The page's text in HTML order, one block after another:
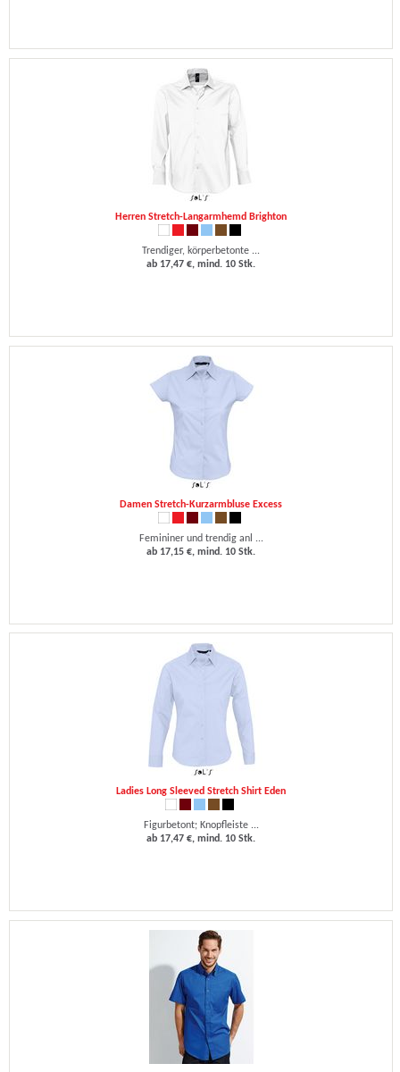
Herren Stretch-Langarmhemd Brighton
Trendiger, körperbetonte ...
ab 17,47 €, mind. 10 Stk.
Damen Stretch-Kurzarmbluse Excess
Femininer und trendig anl ...
ab 17,15 €, mind. 10 Stk.
Ladies Long Sleeved Stretch Shirt Eden
Figurbetont; Knopfleiste ...
ab 17,47 €, mind. 10 Stk.